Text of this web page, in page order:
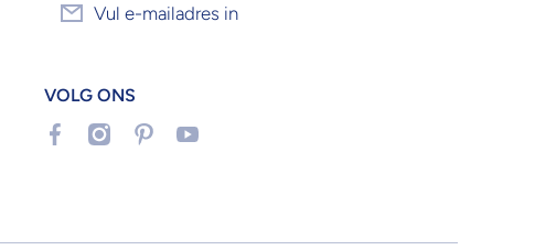
Vul e-mailadres in
VOLG ONS
facebookcom/KrijgHonger/
instagramcom/krijghonger/
nlpinterestcom/krijghonger/
youtubecom/channel/